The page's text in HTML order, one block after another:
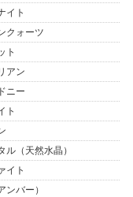
イト
クォーツ
ト
アン
ニー
ト
ル（天然水晶）
イト
ンバー）